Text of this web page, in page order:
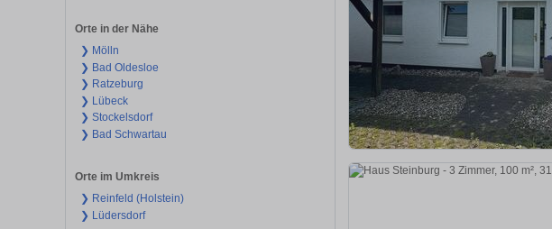
Orte in der Nähe
❯ Mölln
❯ Bad Oldesloe
❯ Ratzeburg
❯ Lübeck
❯ Stockelsdorf
❯ Bad Schwartau
Orte im Umkreis
❯ Reinfeld (Holstein)
❯ Lüdersdorf